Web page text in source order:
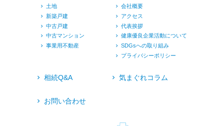
土地
新築戸建
中古戸建
中古マンション
事業用不動産
会社概要
アクセス
代表挨拶
健康優良企業活動について
SDGsへの取り組み
プライバシーポリシー
相続Q&A 気まぐれコラム
お問い合わせ